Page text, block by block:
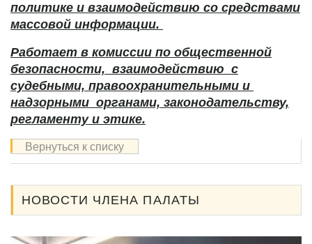
политике и взаимодействию со средствами
массовой информации.
Работает в комиссии по общественной
безопасности, взаимодействию с
судебными, правоохранительными и
надзорными органами, законодательству,
регламенту и этике.
Вернуться к списку
НОВОСТИ ЧЛЕНА ПАЛАТЫ